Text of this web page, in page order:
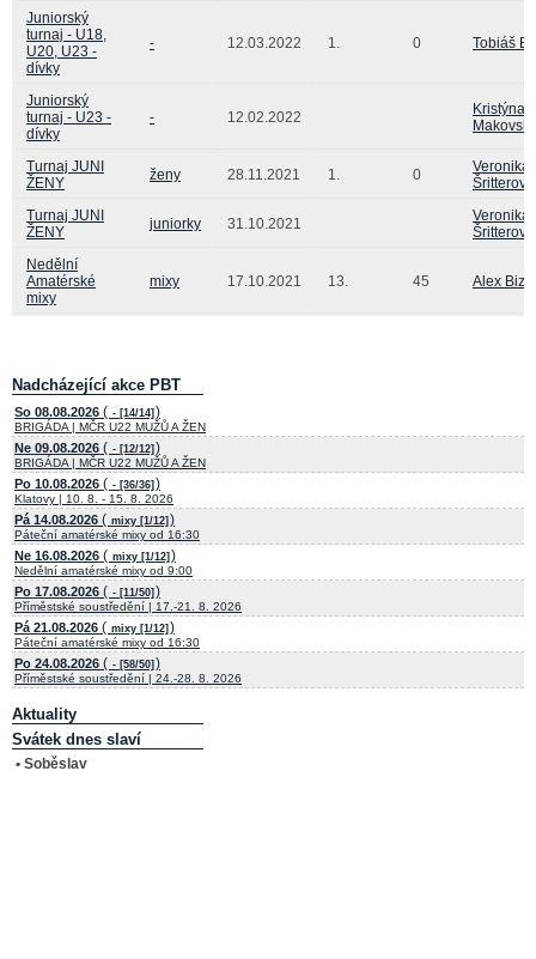
Juniorský
turnaj - U18,
U20, U23 -
dívky
- 12.03.2022 1. 0 Tobiáš
Juniorský
turnaj - U23 -
dívky
- 12.02.2022
Kristýna
Turnaj JUNI
ŽENY
ženy 28.11.2021 1. 0
Veronika
Šritterová
Turnaj JUNI
ŽENY
juniorky 31.10.2021
Veronika
Šritterová
Nedělní
Amatérské
mixy
mixy 17.10.2021 13. 45 Alex
Nadcházející akce PBT
So 08.08.2026 ( - [14/14] )
BRIGÁDA | MČR U22 MUŽŮ A ŽEN
Ne 09.08.2026 ( - [12/12] )
BRIGÁDA | MČR U22 MUŽŮ A ŽEN
Po 10.08.2026 ( - [36/36] )
Klatovy | 10. 8. - 15. 8. 2026
Pá 14.08.2026 ( mixy [1/12] )
Páteční amatérské mixy od 16:30
Ne 16.08.2026 ( mixy [1/12] )
Nedělní amatérské mixy od 9:00
Po 17.08.2026 ( - [11/50] )
Příměstské soustředění | 17.-21. 8. 2026
Pá 21.08.2026 ( mixy [1/12] )
Páteční amatérské mixy od 16:30
Po 24.08.2026 ( - [58/50] )
Příměstské soustředění | 24.-28. 8. 2026
Aktuality
Svátek dnes slaví
• Soběslav